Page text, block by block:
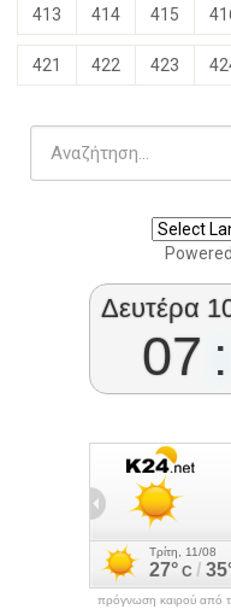
413 414 415
421 422 423
Δευτέρα
07 :
πρόγνωση καιρού από